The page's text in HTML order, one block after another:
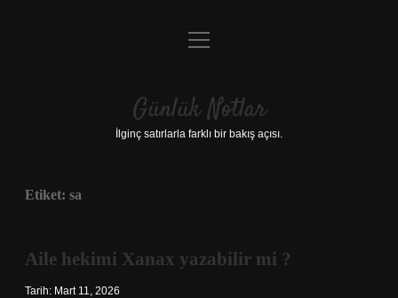
Anasayfa
Yasal Uyarı
menüyü
Günlük Notlar
İlginç satırlarla farklı bir bakış açısı.
Etiket: sa
Aile hekimi Xanax yazabilir mi ?
Tarih: Mart 11, 2026